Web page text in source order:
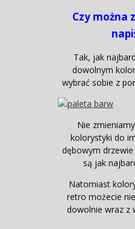
Czy można
Tak, jak
dowolnym
wybrać sobie z
Nie
kolorystyki do
dębowym
są jak
Natomiast
retro możecie
dowolnie wraz z